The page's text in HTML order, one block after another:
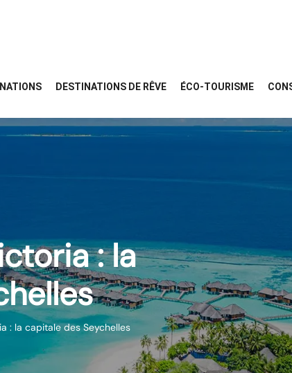
DESTINATIONS DE RÊVE ÉCO-TOURISME
: la
: la capitale des Seychelles